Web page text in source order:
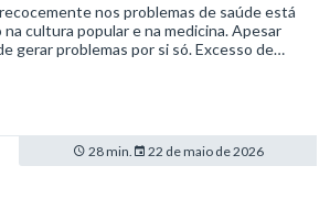
nos problemas de saúde está
cultura popular e na medicina. Apesar
gerar problemas por si só. Excesso de
28 min. 22 de maio de 2026